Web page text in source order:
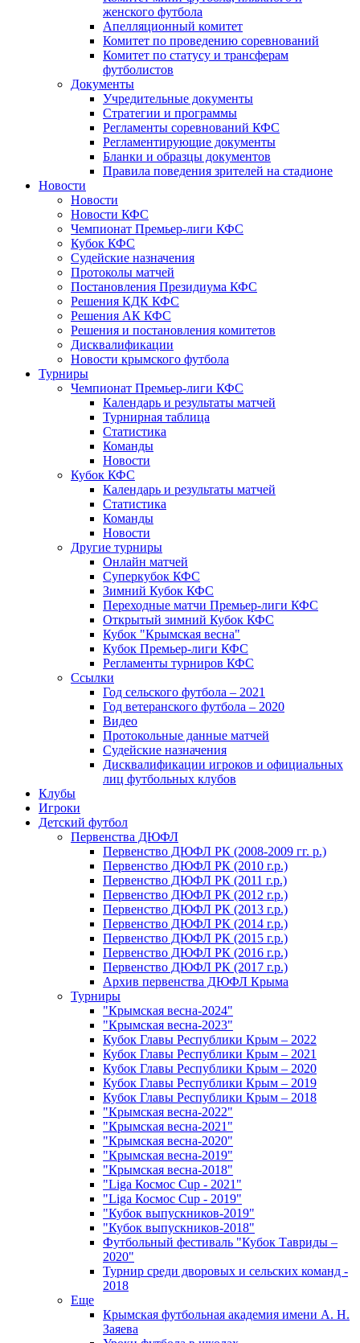
женского футбола
Апелляционный комитет
Комитет по проведению соревнований
Комитет по статусу и трансферам
футболистов
Документы
Учредительные документы
Стратегии и программы
Регламенты соревнований КФС
Регламентирующие документы
Бланки и образцы документов
Правила поведения зрителей на стадионе
Новости
Новости
Новости КФС
Чемпионат Премьер-лиги КФС
Кубок КФС
Судейские назначения
Протоколы матчей
Постановления Президиума КФС
Решения КДК КФС
Решения АК КФС
Решения и постановления комитетов
Дисквалификации
Новости крымского футбола
Турниры
Чемпионат Премьер-лиги КФС
Календарь и результаты матчей
Турнирная таблица
Статистика
Команды
Новости
Кубок КФС
Календарь и результаты матчей
Статистика
Команды
Новости
Другие турниры
Онлайн матчей
Суперкубок КФС
Зимний Кубок КФС
Переходные матчи Премьер-лиги КФС
Открытый зимний Кубок КФС
Кубок "Крымская весна"
Кубок Премьер-лиги КФС
Регламенты турниров КФС
Ссылки
Год сельского футбола – 2021
Год ветеранского футбола – 2020
Видео
Протокольные данные матчей
Судейские назначения
Дисквалификации игроков и официальных
лиц футбольных клубов
Клубы
Игроки
Детский футбол
Первенства ДЮФЛ
Первенство ДЮФЛ РК (2008-2009 гг. р.)
Первенство ДЮФЛ РК (2010 г.р.)
Первенство ДЮФЛ РК (2011 г.р.)
Первенство ДЮФЛ РК (2012 г.р.)
Первенство ДЮФЛ РК (2013 г.р.)
Первенство ДЮФЛ РК (2014 г.р.)
Первенство ДЮФЛ РК (2015 г.р.)
Первенство ДЮФЛ РК (2016 г.р.)
Первенство ДЮФЛ РК (2017 г.р.)
Архив первенства ДЮФЛ Крыма
Турниры
"Крымская весна-2024"
"Крымская весна-2023"
Кубок Главы Республики Крым – 2022
Кубок Главы Республики Крым – 2021
Кубок Главы Республики Крым – 2020
Кубок Главы Республики Крым – 2019
Кубок Главы Республики Крым – 2018
"Крымская весна-2022"
"Крымская весна-2021"
"Крымская весна-2020"
"Крымская весна-2019"
"Крымская весна-2018"
"Liga Космос Cup - 2021"
"Liga Космос Cup - 2019"
"Кубок выпускников-2019"
"Кубок выпускников-2018"
Футбольный фестиваль "Кубок Тавриды –
2020"
Турнир среди дворовых и сельских команд -
2018
Еще
Крымская футбольная академия имени А. Н.
Заяева